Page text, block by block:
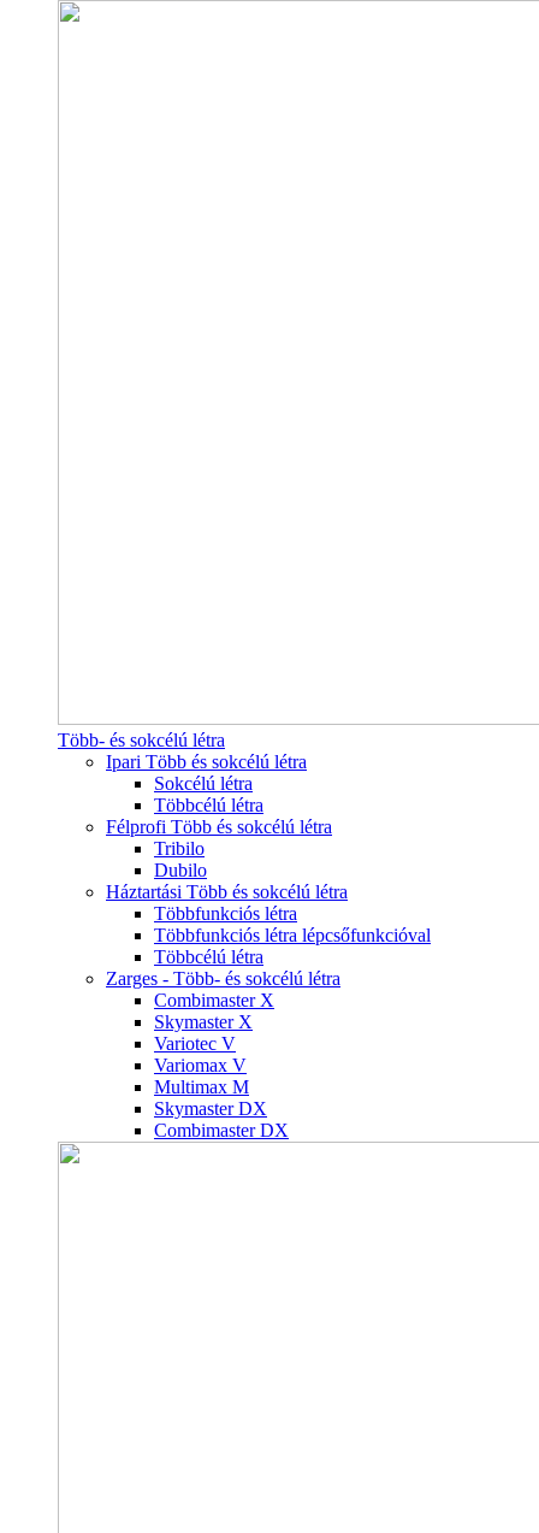
Több- és sokcélú létra
Ipari Több és sokcélú létra
Sokcélú létra
Többcélú létra
Félprofi Több és sokcélú létra
Tribilo
Dubilo
Háztartási Több és sokcélú létra
Többfunkciós létra
Többfunkciós létra lépcsőfunkcióval
Többcélú létra
Zarges - Több- és sokcélú létra
Combimaster X
Skymaster X
Variotec V
Variomax V
Multimax M
Skymaster DX
Combimaster DX